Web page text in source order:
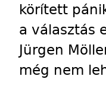
körített
a választás
Jürgen
még nem